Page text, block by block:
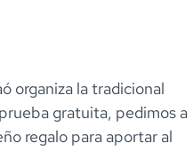
organiza la tradicional
gratuita, pedimos a
regalo para aportar al